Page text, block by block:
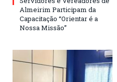
Almeirim Participam da
Capacitação “Orientar é a
Nossa Missão”